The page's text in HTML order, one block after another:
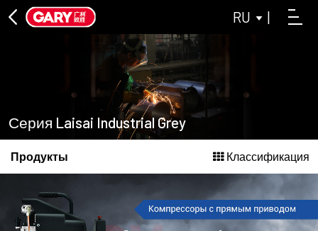
RU |
Серия Laisai Industrial Grey
Продукты Классификация
КОМПРЕССОРЫ С ПРЯМЫМ ПРИВОДОМ
КОМПРЕССОР ASL С ПРЯМЫМ СОЕДИНЕНИЕМ
СЕРИЯ LAISAI INDUSTRIAL GREY
СЕРИЯ БЕЗМАСЛЯНЫХ МАШИН
СЕРИЯ КОМПРЕССОРОВ ДЛЯ БЕЗМАСЛЯНОГО
ВОЗДУХА LAISAI
КОМПРЕССОР ASL ДЛЯ БЕЗМАСЛЯНОГО ВОЗДУХА
СЕРИИ